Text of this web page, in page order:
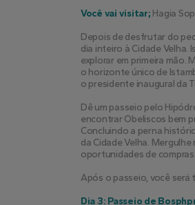
Você vai visitar; Hagia
Depois de desfrutar do
dia inteiro à Cidade Velha.
explorar em primeira mão.
o horizonte único de
o presidente inaugural da
Dê um passeio pelo
encontrar Obeliscos bem
Concluindo a perna
da Cidade Velha.
oportunidades de compras.
Após o passeio, você
Dia 3: Passeio de